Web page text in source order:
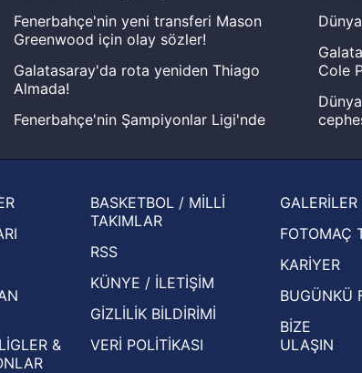
Fenerbahçe'nin yeni transferi Mason
Greenwood için olay sözler!
Galatasaray'da rota yeniden Thiago
Almada!
Fenerbahçe'nin Şampiyonlar Ligi'nde
Zabrze'yi elerlerse...
basından gündem olan manşetler!
Beşiktaş'ın UEFA Avrupa Ligi'nde 3. Ön
Eleme Turu muhtemel rakipleri belli oldu!
Cole
oldu
&
BASKETBOL / MİLLİ
TAKIMLAR
RSS
KÜNYE / İLETİŞİM
GİZLİLİK BİLDİRİMİ
VERİ POLİTİKASI
GALERİLER
FOTOMAÇ
KARİYER
BUGÜNKÜ
BİZE
ULAŞIN